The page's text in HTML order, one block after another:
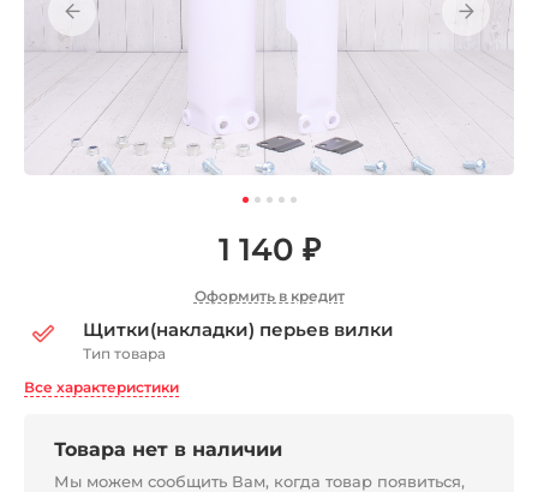
1 140 ₽
Оформить в кредит
Щитки(накладки) перьев вилки
Тип товара
Все характеристики
Товара нет в наличии
Мы можем сообщить Вам, когда товар появиться,